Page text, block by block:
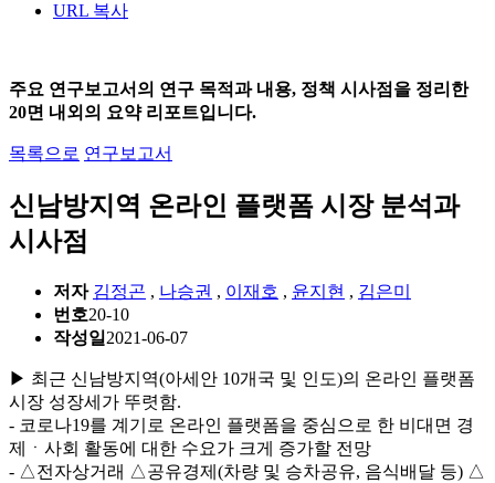
URL 복사
주요 연구보고서의 연구 목적과 내용, 정책 시사점을 정리한
20면 내외의 요약 리포트입니다.
목록으로 연구보고서
신남방지역 온라인 플랫폼 시장 분석과
시사점
저자 김정곤 , 나승권 , 이재호 , 윤지현 , 김은미
번호20-10
작성일 2021-06-07
▶ 최근 신남방지역(아세안 10개국 및 인도)의 온라인 플랫폼
시장 성장세가 뚜렷함.
- 코로나19를 계기로 온라인 플랫폼을 중심으로 한 비대면 경
제ㆍ사회 활동에 대한 수요가 크게 증가할 전망
- △전자상거래 △공유경제(차량 및 승차공유, 음식배달 등) △